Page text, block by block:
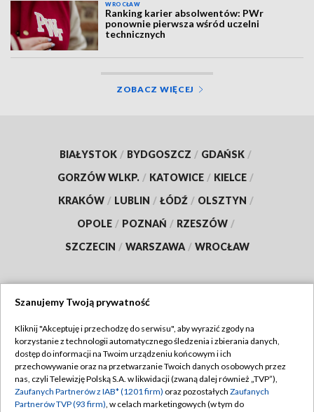
WROCŁAW
Ranking karier absolwentów: PWr
ponownie pierwsza wśród uczelni
technicznych
ZOBACZ WIĘCEJ
BIAŁYSTOK / BYDGOSZCZ / GDAŃSK /
GORZÓW WLKP. / KATOWICE / KIELCE /
KRAKÓW / LUBLIN / ŁÓDŹ / OLSZTYN /
OPOLE / POZNAŃ / RZESZÓW /
SZCZECIN / WARSZAWA / WROCŁAW
TVP
Abonament TVP
Emisja w TVP
Regulamin TVP
Polityka prywatności
Szanujemy Twoją prywatność
Kliknij "Akceptuję i przechodzę do serwisu", aby wyrazić zgody na
korzystanie z technologii automatycznego śledzenia i zbierania danych,
dostęp do informacji na Twoim urządzeniu końcowym i ich
przechowywanie oraz na przetwarzanie Twoich danych osobowych przez
nas, czyli Telewizję Polską S.A. w likwidacji (zwaną dalej również „TVP”),
Zaufanych Partnerów z IAB* (1201 firm) oraz pozostałych Zaufanych
Partnerów TVP (93 firm), w celach marketingowych (w tym do